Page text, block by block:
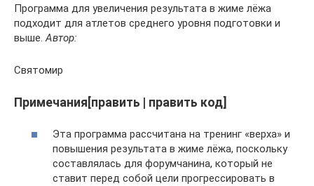
Программа для увеличения результата в жиме лёжа
подходит для атлетов среднего уровня подготовки и
выше. Автор:
Святомир
Примечания[править | править код]
Эта программа рассчитана на тренинг «верха» и
повышения результата в жиме лёжа, поскольку
составлялась для форумчанина, который не
ставит перед собой цели прогрессировать в